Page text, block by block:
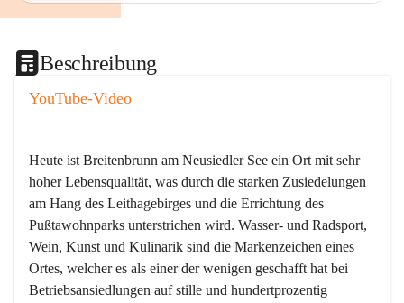
Beschreibung
YouTube-Video
Heute ist Breitenbrunn am Neusiedler See ein Ort mit sehr
hoher Lebensqualität, was durch die starken Zusiedelungen
am Hang des Leithagebirges und die Errichtung des
Pußtawohnparks unterstrichen wird. Wasser- und Radsport,
Wein, Kunst und Kulinarik sind die Markenzeichen eines
Ortes, welcher es als einer der wenigen geschafft hat bei
Betriebsansiedlungen auf stille und hundertprozentig